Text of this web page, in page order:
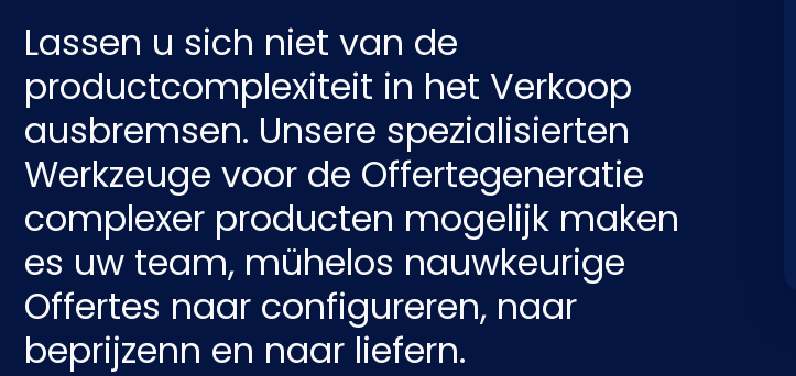
Lassen u sich niet van de
productcomplexiteit in het Verkoop
ausbremsen. Unsere spezialisierten
Werkzeuge voor de Offertegeneratie
complexer producten mogelijk maken
es uw team, mühelos nauwkeurige
Offertes naar configureren, naar
beprijzenn en naar liefern.